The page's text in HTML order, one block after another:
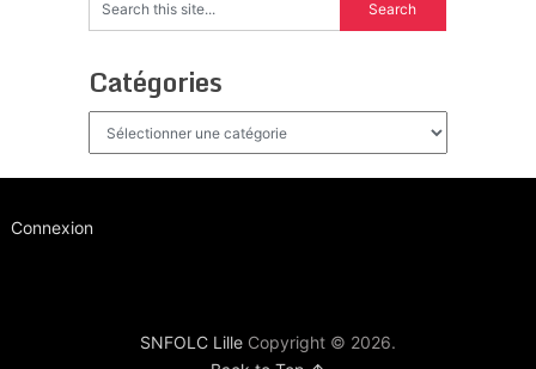
Catégories
Connexion
SNFOLC LilleCopyright © 2026.